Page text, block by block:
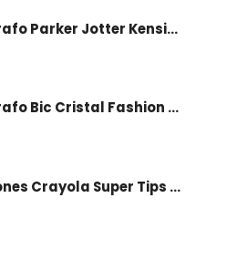
Bolígrafo Parker Jotter Kensington Ct Bp
Bolígrafo Bic Cristal Fashion Con 15 Punto Grueso (1.2 Mm)
Plumones Crayola Super Tips Pastel Con 12